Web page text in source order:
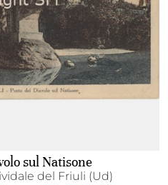
sul Natisone
del Friuli (Ud)